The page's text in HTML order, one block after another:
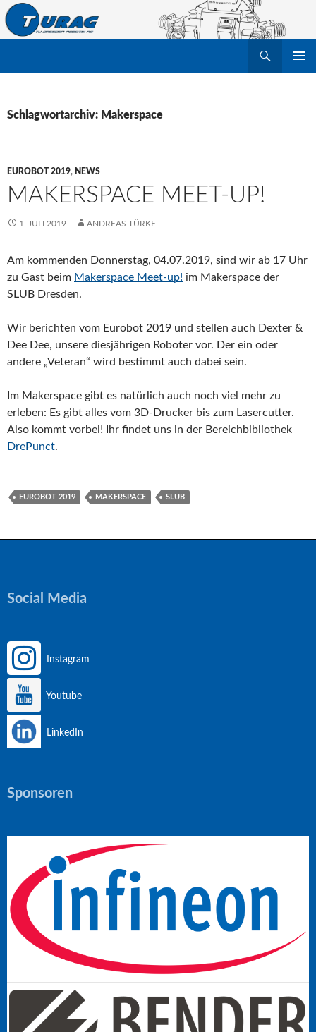
Schlagwortarchiv: Makerspace
EUROBOT 2019, NEWS
MAKERSPACE MEET-UP!
1. JULI 2019 ANDREAS TÜRKE
Am kommenden Donnerstag, 04.07.2019, sind wir ab 17 Uhr
zu Gast beim Makerspace Meet-up! im Makerspace der
SLUB Dresden.
Wir berichten vom Eurobot 2019 und stellen auch Dexter &
Dee Dee, unsere diesjährigen Roboter vor. Der ein oder
andere „Veteran“ wird bestimmt auch dabei sein.
Im Makerspace gibt es natürlich auch noch viel mehr zu
erleben: Es gibt alles vom 3D-Drucker bis zum Lasercutter.
Also kommt vorbei! Ihr findet uns in der Bereichbibliothek
DrePunct.
EUROBOT 2019 MAKERSPACE SLUB
Social Media
Instagram
Youtube
LinkedIn
Sponsoren